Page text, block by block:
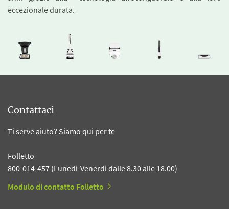
eccezionale durata.
Contattaci
Ti serve aiuto? Siamo qui per te
Folletto
800-014-457 (Lunedì-Venerdì dalle 8.30 alle 18.00)
Modulo di contatto Folletto